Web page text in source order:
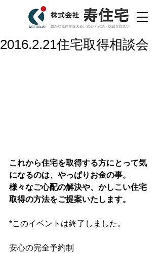
2016.2.21住宅取得相談会
これから住宅を取得する方にとって気
になるのは、やっぱりお金の事。
様々なご心配の解決や、かしこい住宅
取得の方法をご提案いたします。
*このイベントは終了しました。
安心の完全予約制